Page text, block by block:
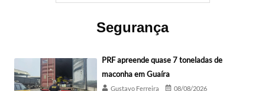
Segurança
PRF apreende quase 7 toneladas de
maconha em Guaíra
Gustavo Ferreira 08/08/2026